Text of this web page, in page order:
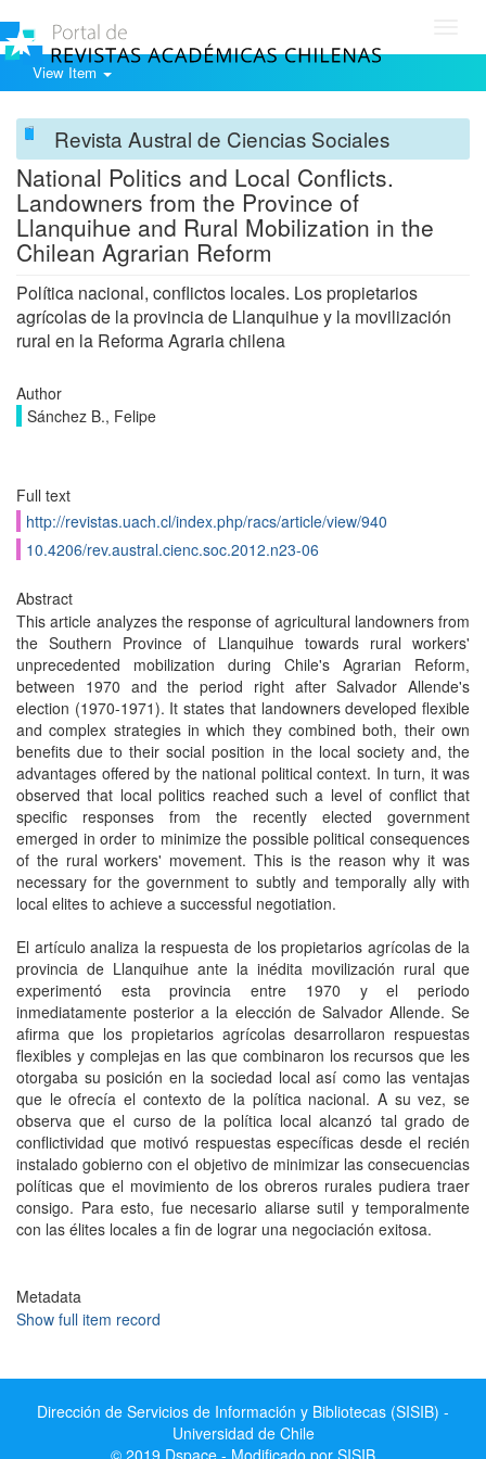
View Item
Revista Austral de Ciencias Sociales
National Politics and Local Conflicts.
Landowners from the Province of
Llanquihue and Rural Mobilization in the
Chilean Agrarian Reform
Política nacional, conflictos locales. Los propietarios
agrícolas de la provincia de Llanquihue y la movilización
rural en la Reforma Agraria chilena
Author
Sánchez B., Felipe
Full text
http://revistas.uach.cl/index.php/racs/article/view/940
10.4206/rev.austral.cienc.soc.2012.n23-06
Abstract
This article analyzes the response of agricultural landowners from
the Southern Province of Llanquihue towards rural workers'
unprecedented mobilization during Chile's Agrarian Reform,
between 1970 and the period right after Salvador Allende's
election (1970-1971). It states that landowners developed flexible
and complex strategies in which they combined both, their own
benefits due to their social position in the local society and, the
advantages offered by the national political context. In turn, it was
observed that local politics reached such a level of conflict that
specific responses from the recently elected government
emerged in order to minimize the possible political consequences
of the rural workers' movement. This is the reason why it was
necessary for the government to subtly and temporally ally with
local elites to achieve a successful negotiation.
El artículo analiza la respuesta de los propietarios agrícolas de la
provincia de Llanquihue ante la inédita movilización rural que
experimentó esta provincia entre 1970 y el periodo
inmediatamente posterior a la elección de Salvador Allende. Se
afirma que los propietarios agrícolas desarrollaron respuestas
flexibles y complejas en las que combinaron los recursos que les
otorgaba su posición en la sociedad local así como las ventajas
que le ofrecía el contexto de la política nacional. A su vez, se
observa que el curso de la política local alcanzó tal grado de
conflictividad que motivó respuestas específicas desde el recién
instalado gobierno con el objetivo de minimizar las consecuencias
políticas que el movimiento de los obreros rurales pudiera traer
consigo. Para esto, fue necesario aliarse sutil y temporalmente
con las élites locales a fin de lograr una negociación exitosa.
Metadata
Show full item record
Dirección de Servicios de Información y Bibliotecas (SISIB) -
Universidad de Chile
© 2019 Dspace - Modificado por SISIB